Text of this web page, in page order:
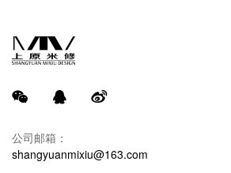
公司邮箱：
shangyuanmixiu@163.com